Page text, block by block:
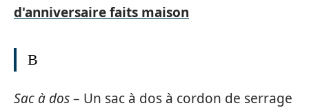
d'anniversaire faits maison
B
Sac à dos– Un sac à dos à cordon de serrage